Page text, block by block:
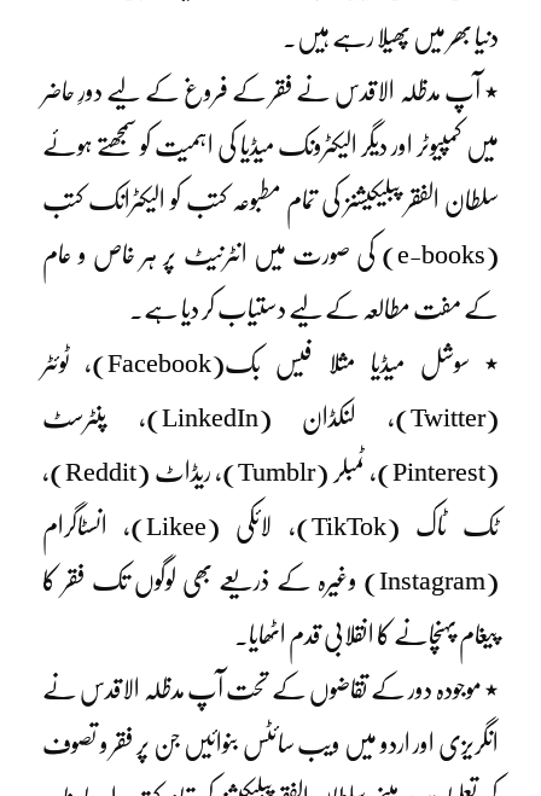
دنیا بھر میں پھیلا رہے ہیں۔
٭ آپ مدظلہ الاقدس نے فقر کے فروغ کے لیے دورِ حاضر
میں کمپیوٹر اور دیگر الیکٹرونک میڈیا کی اہمیت کو سمجھتے ہوئے
سلطان الفقر پبلیکیشنز کی تمام مطبوعہ کتب کو الیکٹرانک کتب
(e-books) کی صورت میں انٹرنیٹ پر ہر خاص و عام
کے مفت مطالعہ کے لیے دستیاب کر دیا ہے۔
٭ سوشل میڈیا مثلا فیس بک(Facebook)، ٹوئٹر
(Twitter)، لنکڈان (LinkedIn)، پنٹرسٹ
(Pinterest)، ٹمبلر (Tumblr)، ریڈاٹ (Reddit)،
ٹک ٹاک (TikTok)، لائکی (Likee)، انسٹاگرام
(Instagram) وغیرہ کے ذریعے بھی لوگوں تک فقر کا
پیغام پہنچانے کا انقلابی قدم اٹھایا۔
٭ موجودہ دور کے تقاضوں کے تحت آپ مدظلہ الاقدس نے
انگریزی اور اردو میں ویب سائٹس بنوائیں جن پر فقر و تصوف